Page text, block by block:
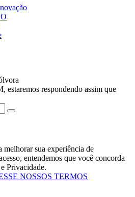
respondendo assim que
melhorar sua experiência de
entendemos que você concorda
Privacidade.
NOSSOS TERMOS